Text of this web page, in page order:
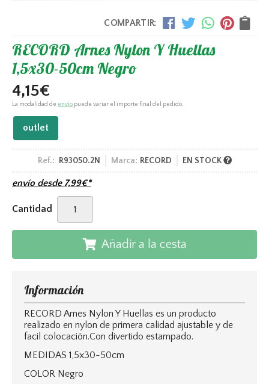
COMPARTIR:
RECORD Arnes Nylon Y Huellas
1,5x30-50cm Negro
4,15€
La modalidad de envío puede variar el importe final del pedido.
outlet
Ref.: R93050.2N Marca: RECORD EN STOCK
envío desde 7,99€*
Cantidad
Añadir a la cesta
Información
RECORD Arnes Nylon Y Huellas es un producto
realizado en nylon de primera calidad ajustable y de
facil colocación.Con divertido estampado.
MEDIDAS 1,5x30-50cm
COLOR Negro